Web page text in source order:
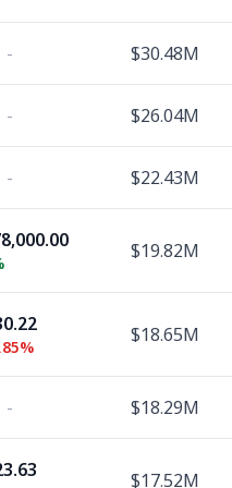
$30.48M
-
$26.04M
-
$22.43M
-
$19.82M
$18.65M
$18.29M
-
$17.52M